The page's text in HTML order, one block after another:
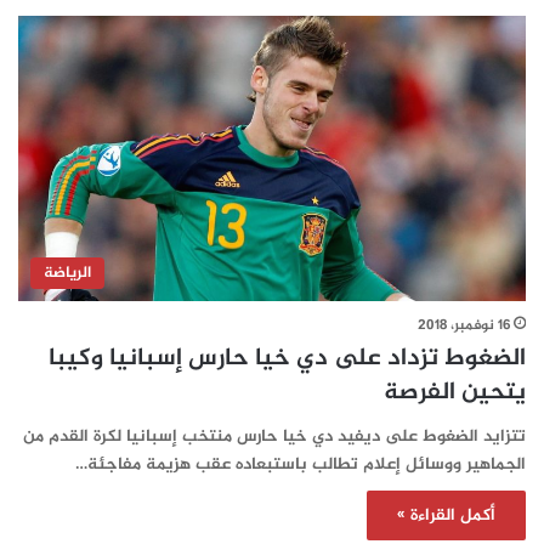
الرياضة
16 نوفمبر، 2018
الضغوط تزداد على دي خيا حارس إسبانيا وكيبا
يتحين الفرصة
تتزايد الضغوط على ديفيد دي خيا حارس منتخب إسبانيا لكرة القدم من
الجماهير ووسائل إعلام تطالب باستبعاده عقب هزيمة مفاجئة…
أكمل القراءة »